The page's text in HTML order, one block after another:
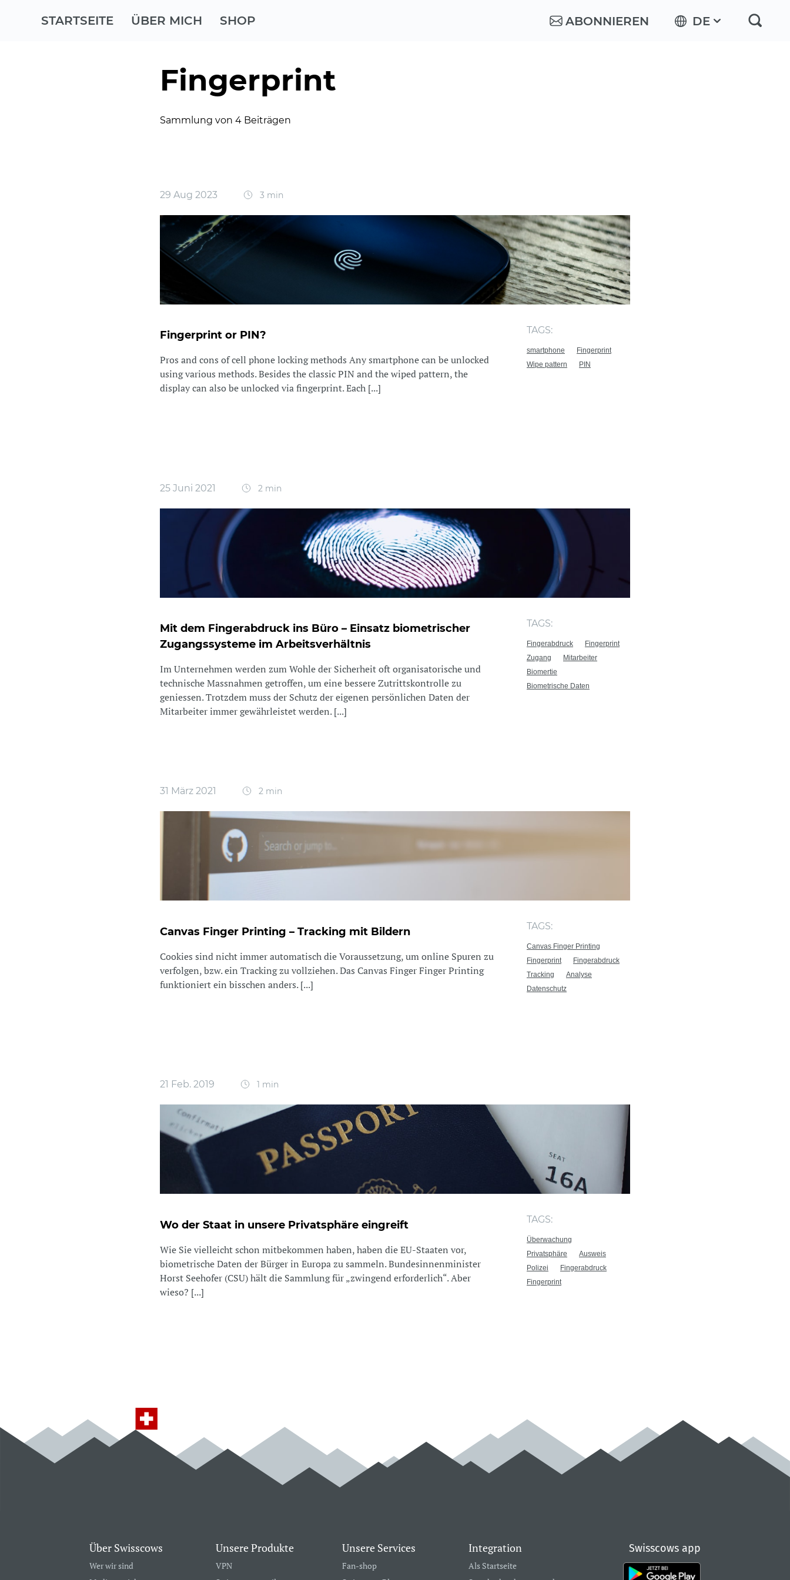
STARTSEITE ÜBER MICH SHOP ABONNIEREN DE
Fingerprint
Sammlung von 4 Beiträgen
29 Aug 2023 3 min
Fingerprint or PIN?
Pros and cons of cell phone locking methods Any smartphone can be unlocked
using various methods. Besides the classic PIN and the wiped pattern, the
display can also be unlocked via fingerprint. Each [...]
TAGS:
smartphone
Fingerprint
Wipe pattern
PIN
25 Juni 2021 2 min
Mit dem Fingerabdruck ins Büro – Einsatz biometrischer
Zugangssysteme im Arbeitsverhältnis
Im Unternehmen werden zum Wohle der Sicherheit oft organisatorische und
technische Massnahmen getroffen, um eine bessere Zutrittskontrolle zu
geniessen. Trotzdem muss der Schutz der eigenen persönlichen Daten der
Mitarbeiter immer gewährleistet werden. [...]
TAGS:
Fingerabdruck
Fingerprint
Zugang
Mitarbeiter
Biomertie
Biometrische Daten
31 März 2021 2 min
Canvas Finger Printing – Tracking mit Bildern
Cookies sind nicht immer automatisch die Voraussetzung, um online Spuren zu
verfolgen, bzw. ein Tracking zu vollziehen. Das Canvas Finger Finger Printing
funktioniert ein bisschen anders. [...]
TAGS:
Canvas Finger Printing
Fingerprint
Fingerabdruck
Tracking
Analyse
Datenschutz
21 Feb. 2019 1 min
Wo der Staat in unsere Privatsphäre eingreift
Wie Sie vielleicht schon mitbekommen haben, haben die EU-Staaten vor,
biometrische Daten der Bürger in Europa zu sammeln. Bundesinnenminister
Horst Seehofer (CSU) hält die Sammlung für „zwingend erforderlich“. Aber
wieso? [...]
TAGS:
Überwachung
Privatsphäre
Ausweis
Polizei
Fingerabdruck
Fingerprint
Über Swisscows
Wer wir sind
Unsere Produkte
VPN
Unsere Services
Fan-shop
Integration
Als Startseite
Swisscows app